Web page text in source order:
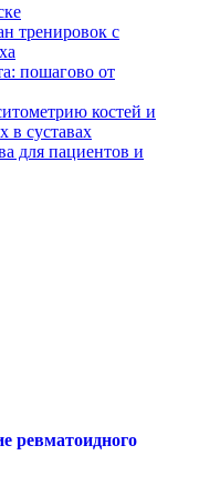
тренировок с
пошагово от
костей и
в суставах
для пациентов и
ревматоидного